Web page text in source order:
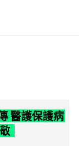
醫護保護病